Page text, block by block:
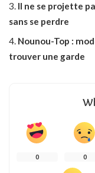
Il ne se projette
sans se perdre
Nounou-Top :
trouver une garde
0 0